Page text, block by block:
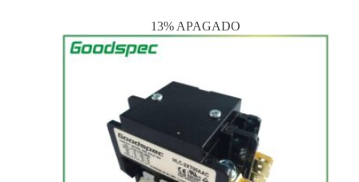
13% APAGADO